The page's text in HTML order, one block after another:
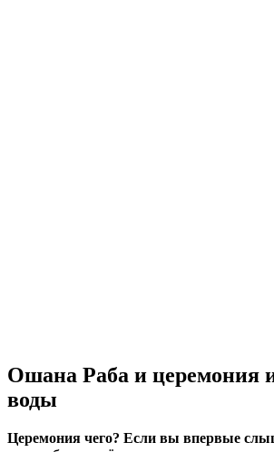
Ошана Раба и церемония
воды
Церемония чего? Если вы впервые